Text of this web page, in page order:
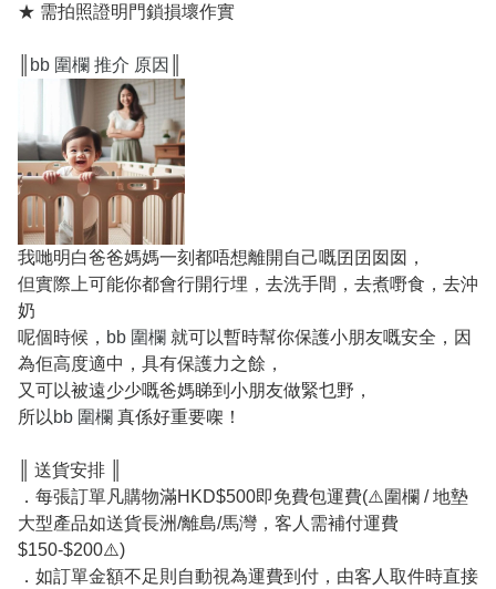
★ 需拍照證明門鎖損壞作實
bb 圍欄 推介 原因
我哋明白爸爸媽媽一刻都唔想離開自己嘅囝囝囡囡，
但實際上可能你都會行開行埋，去洗手間，去煮嘢食，去沖
奶
呢個時候， bb 圍欄 就可以暫時幫你保護小朋友嘅安全，因
為佢高度適中，具有保護力之餘，
又可以被遠少少嘅爸媽睇到小朋友做緊乜野，
所以 bb 圍欄 真係好重要㗎！
║ 送貨安排 ║
．每張訂單凡購物滿HKD$500即免費包運費(⚠️圍欄 / 地墊
大型產品如送貨長洲/離島/馬灣，客人需補付運費
$150-$200⚠️)
．如訂單金額不足則自動視為運費到付，由客人取件時直接